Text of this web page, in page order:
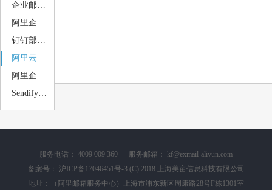
企业邮箱相关问题
阿里企业邮箱 案例赏析
钉钉部署+钉钉应用
阿里云
阿里企业邮箱申请注册购买
Sendify邮件营销
服务电话： 4009 009 360 服务邮箱： kf@exmail-aliyun.com
备案号： 沪ICP备17046451号-3(C) 2018 上海美亩信息科技有限公司
地址：（阿里邮箱服务中心）上海市浦东新区周康路28号F栋1301室